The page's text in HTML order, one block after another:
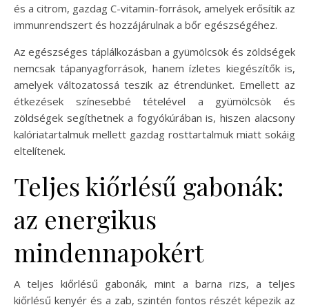
és a citrom, gazdag C-vitamin-források, amelyek erősítik az
immunrendszert és hozzájárulnak a bőr egészségéhez.
Az egészséges táplálkozásban a gyümölcsök és zöldségek
nemcsak tápanyagforrások, hanem ízletes kiegészítők is,
amelyek változatossá teszik az étrendünket. Emellett az
étkezések színesebbé tételével a gyümölcsök és
zöldségek segíthetnek a fogyókúrában is, hiszen alacsony
kalóriatartalmuk mellett gazdag rosttartalmuk miatt sokáig
eltelítenek.
Teljes kiőrlésű gabonák:
az energikus
mindennapokért
A teljes kiőrlésű gabonák, mint a barna rizs, a teljes
kiőrlésű kenyér és a zab, szintén fontos részét képezik az